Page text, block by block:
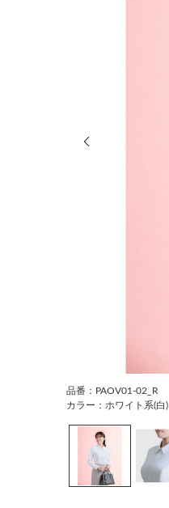
品番：PAOV01-02_R
カラー：ホワイト系(白)